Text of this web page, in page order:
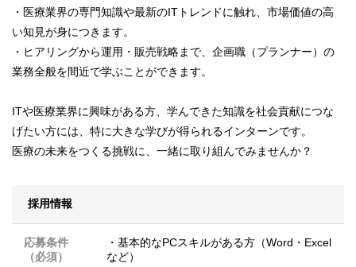
・医療業界の専門知識や最新のITトレンドに触れ、市場価値の高
い知見が身につきます。
・ヒアリングから運用・販売戦略まで、企画職（プランナー）の
業務全般を間近で学ぶことができます。
ITや医療業界に興味がある方、学んできた知識を社会貢献につな
げたい方には、特に大きな学びが得られるインターンです。
医療の未来をつくる挑戦に、一緒に取り組んでみませんか？
採用情報
応募条件
（必須）
・基本的なPCスキルがある方（Word・Excel
など）